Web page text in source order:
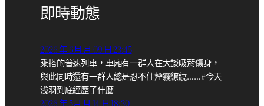
即時動態
2026 年 6月 月 09 日 23:45
乘搭的普速列車，車廂有一群人在大談吸菸傷身，
與此同時還有一群人總是忍不住煙霧繚繞……#今天
浅羽到底經歷了什麼
2026 年 5月 月 14 日 18:30